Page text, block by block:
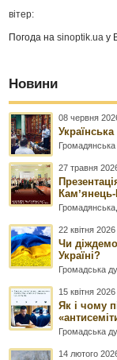
вітер:
Погода наsinoptik.ua у
Новини
08 червня
Громадянська
27 травня
Громадянська
22 квітня
Чи
Україні?
Громадська
15 квітня
Як і чому
Громадська
14 лютого